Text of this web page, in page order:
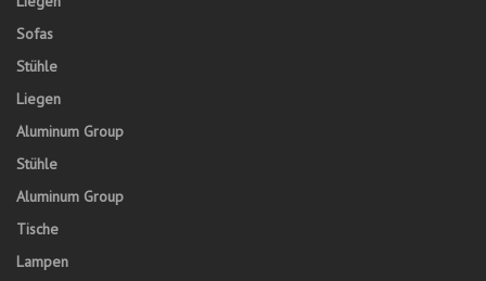
Sofas
Stühle
Liegen
Aluminum Group
Stühle
Aluminum Group
Tische
Lampen